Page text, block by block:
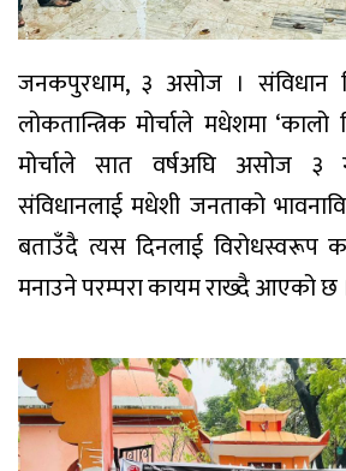
जनकपुरधाम, ३ असोज । संविधान
लोकतान्त्रिक मोर्चाले मधेशमा
मोर्चाले सात वर्षअघि असोज ३
संविधानलाई मधेशी जनताको
बताउँदै त्यस दिनलाई विरोधस्वरूप
मनाउने परम्परा कायम राख्दै आएको छ